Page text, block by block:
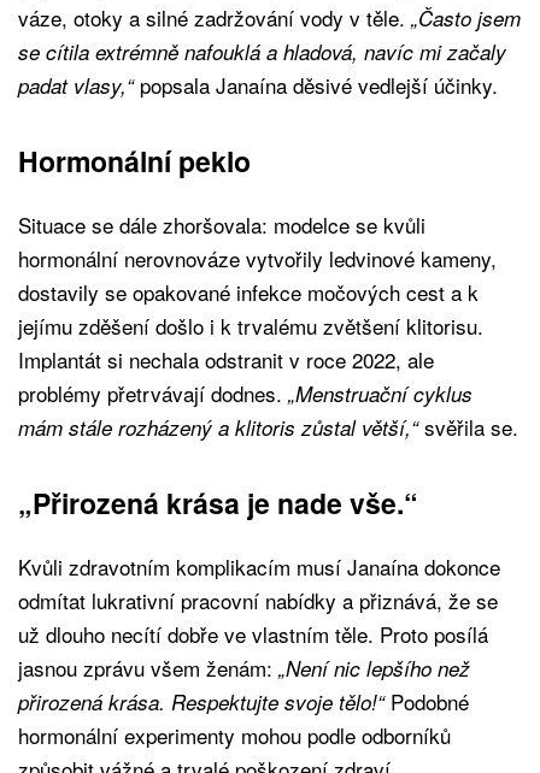
váze, otoky a silné zadržování vody v těle. „Často jsem
se cítila extrémně nafouklá a hladová, navíc mi začaly
padat vlasy,“popsala Janaína děsivé vedlejší účinky.
Hormonální peklo
Situace se dále zhoršovala: modelce se kvůli
hormonální nerovnováze vytvořily ledvinové kameny,
dostavily se opakované infekce močových cest a k
jejímu zděšení došlo i k trvalému zvětšení klitorisu.
Implantát si nechala odstranit v roce 2022, ale
problémy přetrvávají dodnes. „Menstruační cyklus
mám stále rozházený a klitoris zůstal větší,“svěřila se.
„Přirozená krása je nade vše.“
Kvůli zdravotním komplikacím musí Janaína dokonce
odmítat lukrativní pracovní nabídky a přiznává, že se
už dlouho necítí dobře ve vlastním těle. Proto posílá
jasnou zprávu všem ženám: „Není nic lepšího než
přirozená krása. Respektujte svoje tělo!“Podobné
hormonální experimenty mohou podle odborníků